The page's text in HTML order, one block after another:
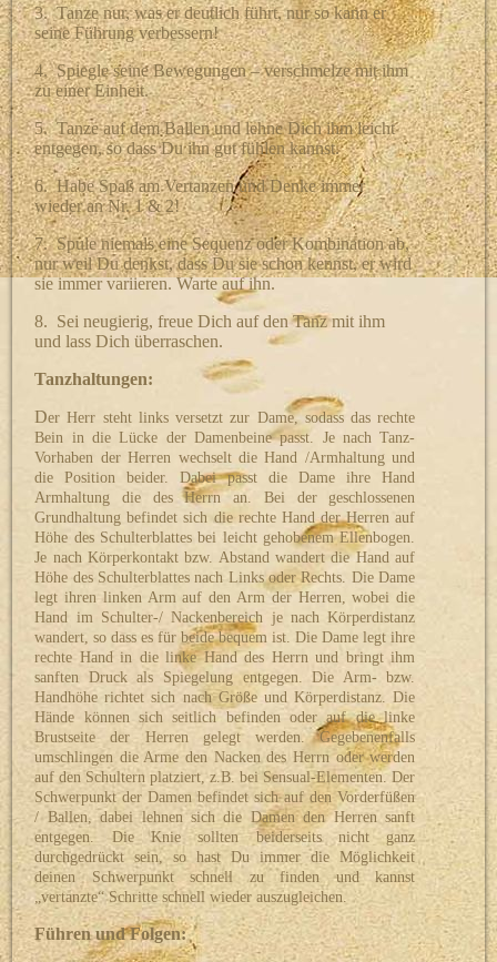
3. Tanze nur, was er deutlich führt, nur so kann er
seine Führung verbessern!
4. Spiegle seine Bewegungen – verschmelze mit ihm
zu einer Einheit.
5. Tanze auf dem Ballen und lehne Dich ihm leicht
entgegen, so dass Du ihn gut fühlen kannst.
6. Habe Spaß am Vertanzen und Denke immer
wieder an Nr. 1 & 2!
7. Spule niemals eine Sequenz oder Kombination ab,
nur weil Du denkst, dass Du sie schon kennst, er wird
sie immer variieren. Warte auf ihn.
8. Sei neugierig, freue Dich auf den Tanz mit ihm
und lass Dich überraschen.
Tanzhaltungen:
Der Herr steht links versetzt zur Dame, sodass das rechte
Bein in die Lücke der Damenbeine passt. Je nach Tanz-
Vorhaben der Herren wechselt die Hand /Armhaltung und
die Position beider. Dabei passt die Dame ihre Hand
Armhaltung die des Herrn an. Bei der geschlossenen
Grundhaltung befindet sich die rechte Hand der Herren auf
Höhe des Schulterblattes bei leicht gehobenem Ellenbogen.
Je nach Körperkontakt bzw. Abstand wandert die Hand auf
Höhe des Schulterblattes nach Links oder Rechts. Die Dame
legt ihren linken Arm auf den Arm der Herren, wobei die
Hand im Schulter-/ Nackenbereich je nach Körperdistanz
wandert, so dass es für beide bequem ist. Die Dame legt ihre
rechte Hand in die linke Hand des Herrn und bringt ihm
sanften Druck als Spiegelung entgegen. Die Arm- bzw.
Handhöhe richtet sich nach Größe und Körperdistanz. Die
Hände können sich seitlich befinden oder auf die linke
Brustseite der Herren gelegt werden. Gegebenenfalls
umschlingen die Arme den Nacken des Herrn oder werden
auf den Schultern platziert, z.B. bei Sensual-Elementen. Der
Schwerpunkt der Damen befindet sich auf den Vorderfüßen
/ Ballen, dabei lehnen sich die Damen den Herren sanft
entgegen. Die Knie sollten beiderseits nicht ganz
durchgedrückt sein, so hast Du immer die Möglichkeit
deinen Schwerpunkt schnell zu finden und kannst
„vertanzte“ Schritte schnell wieder auszugleichen.
Führen und Folgen: